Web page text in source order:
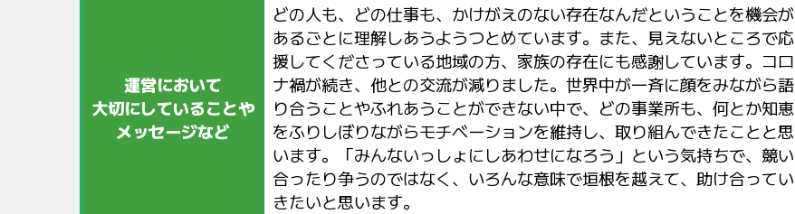
運営において
大切にしていることや
メッセージなど
どの人も、どの仕事も、かけがえのない存在なんだということを機会が
あるごとに理解しあうようつとめています。また、見えないところで応
援してくださっている地域の方、家族の存在にも感謝しています。コロ
ナ禍が続き、他との交流が減りました。世界中が一斉に顔をみながら語
り合うことやふれあうことができない中で、どの事業所も、何とか知恵
をふりしぼりながらモチベーションを維持し、取り組んできたことと思
います。「みんないっしょにしあわせになろう」という気持ちで、競い
合ったり争うのではなく、いろんな意味で垣根を越えて、助け合ってい
きたいと思います。